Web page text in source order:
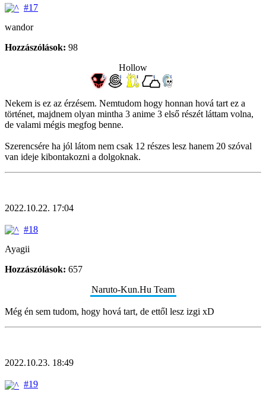
#17
wandor
Hozzászólások: 98
Hollow
Nekem is ez az érzésem. Nemtudom hogy honnan hová tart ez a
történet, majdnem olyan mintha 3 anime 3 első részét láttam volna,
de valami mégis megfog benne.
Szerencsére ha jól látom nem csak 12 részes lesz hanem 20 szóval
van ideje kibontakozni a dolgoknak.
2022.10.22. 17:04
#18
Ayagii
Hozzászólások: 657
Naruto-Kun.Hu Team
Még én sem tudom, hogy hová tart, de ettől lesz izgi xD
2022.10.23. 18:49
#19